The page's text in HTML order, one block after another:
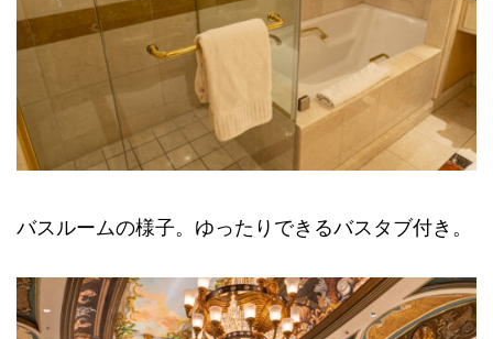
バスルームの様子。ゆったりできるバスタブ付き。